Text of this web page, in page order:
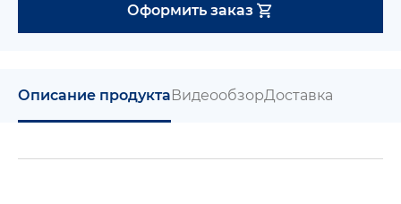
Оформить заказ
Описание продуктаВидеообзорДоставка